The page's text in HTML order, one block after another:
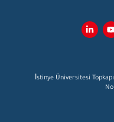
İstinye Üniversitesi